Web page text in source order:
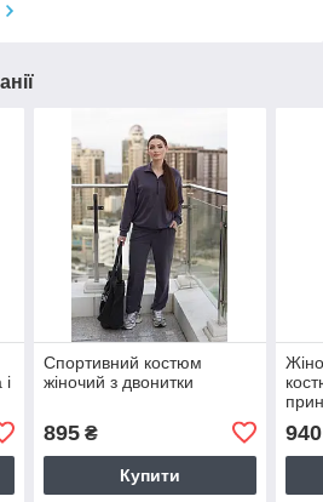
Спортивний костюм
жіночий з двонитки
895₴
Купити
940